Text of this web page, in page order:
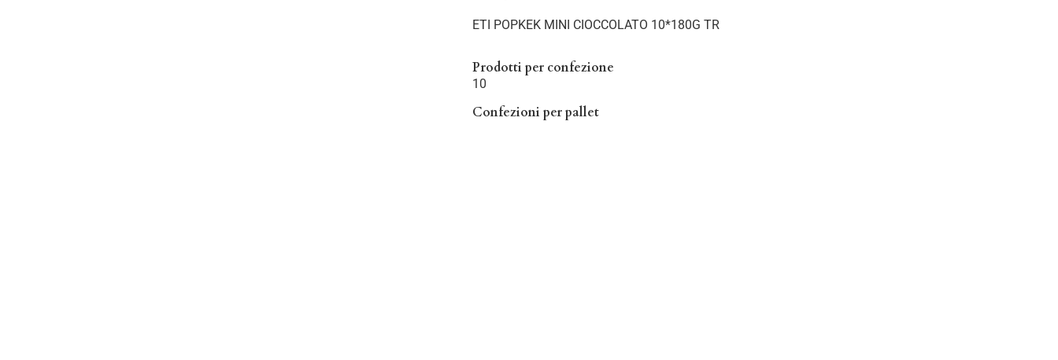
ETI POPKEK MINI CIOCCOLATO 10*180G TR
Prodotti per confezione
10
Confezioni per pallet